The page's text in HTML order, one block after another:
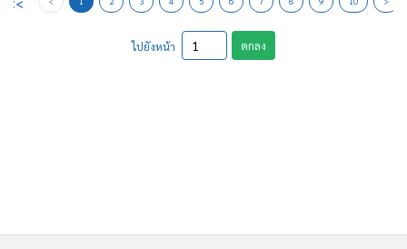
ไปยังหน้า ตกลง